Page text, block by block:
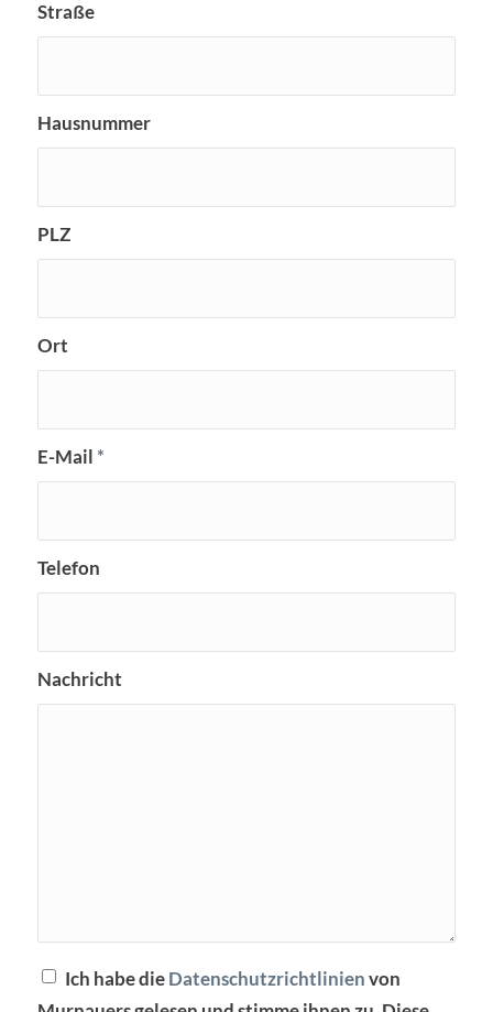
Straße
Hausnummer
PLZ
Ort
E-Mail *
Telefon
Nachricht
Ich habe die Datenschutzrichtlinien von